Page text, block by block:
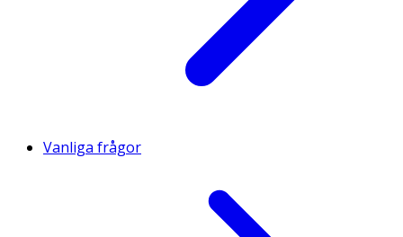
Vanliga frågor